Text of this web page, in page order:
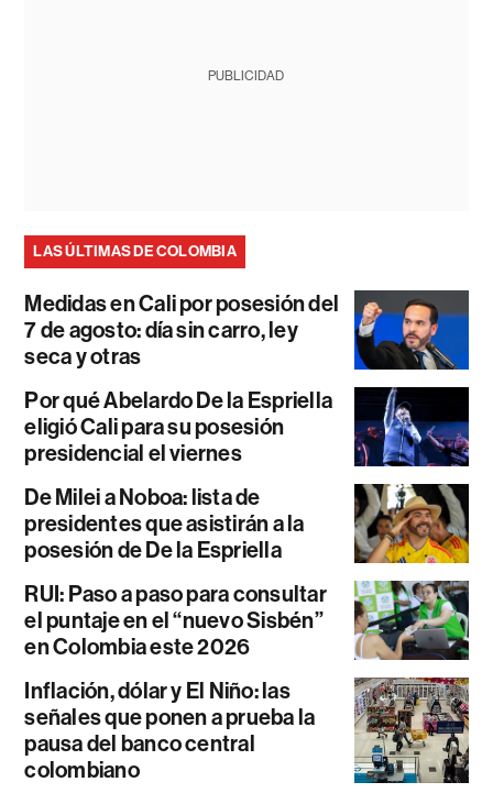
PUBLICIDAD
LAS ÚLTIMAS DE COLOMBIA
Medidas en Cali por posesión del
7 de agosto: día sin carro, ley
seca y otras
Por qué Abelardo De la Espriella
eligió Cali para su posesión
presidencial el viernes
De Milei a Noboa: lista de
presidentes que asistirán a la
posesión de De la Espriella
RUI: Paso a paso para consultar
el puntaje en el “nuevo Sisbén”
en Colombia este 2026
Inflación, dólar y El Niño: las
señales que ponen a prueba la
pausa del banco central
colombiano